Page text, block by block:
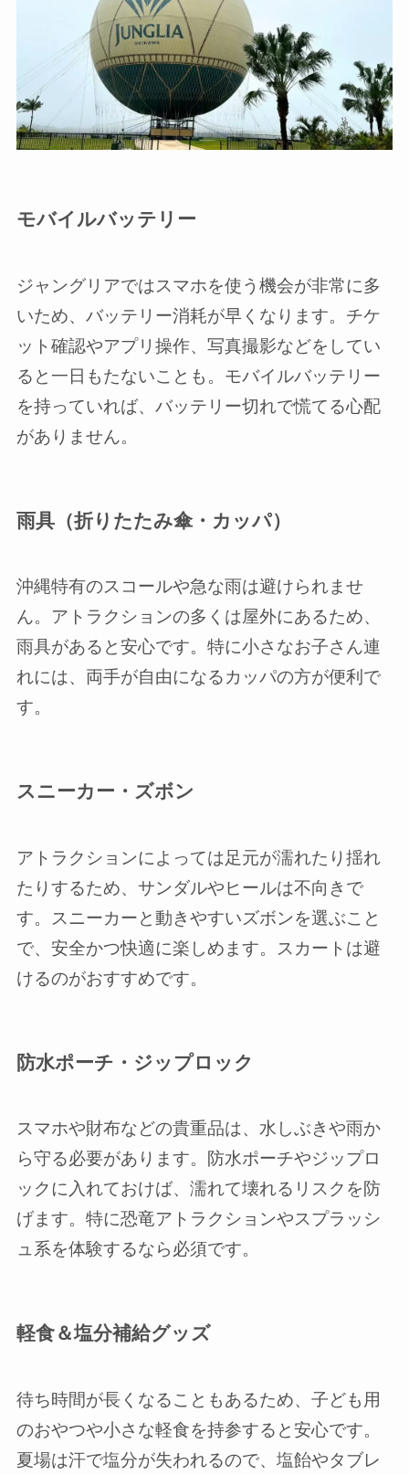
モバイルバッテリー
ジャングリアではスマホを使う機会が非常に多
いため、バッテリー消耗が早くなります。チケ
ット確認やアプリ操作、写真撮影などをしてい
ると一日もたないことも。モバイルバッテリー
を持っていれば、バッテリー切れで慌てる心配
がありません。
雨具（折りたたみ傘・カッパ）
沖縄特有のスコールや急な雨は避けられませ
ん。アトラクションの多くは屋外にあるため、
雨具があると安心です。特に小さなお子さん連
れには、両手が自由になるカッパの方が便利で
す。
スニーカー・ズボン
アトラクションによっては足元が濡れたり揺れ
たりするため、サンダルやヒールは不向きで
す。スニーカーと動きやすいズボンを選ぶこと
で、安全かつ快適に楽しめます。スカートは避
けるのがおすすめです。
防水ポーチ・ジップロック
スマホや財布などの貴重品は、水しぶきや雨か
ら守る必要があります。防水ポーチやジップロ
ックに入れておけば、濡れて壊れるリスクを防
げます。特に恐竜アトラクションやスプラッシ
ュ系を体験するなら必須です。
軽食＆塩分補給グッズ
待ち時間が長くなることもあるため、子ども用
のおやつや小さな軽食を持参すると安心です。
夏場は汗で塩分が失われるので、塩飴やタブレ